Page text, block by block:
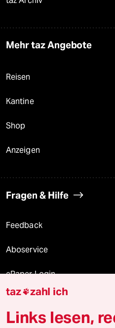
Mehr taz Angebote
Reisen
Kantine
Shop
Anzeigen
Fragen & Hilfe
Feedback
Aboservice
ePaper Login
Downloads für Abonnierende
taz zahl ich
Links lesen,